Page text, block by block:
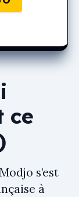
ce
s’est
à